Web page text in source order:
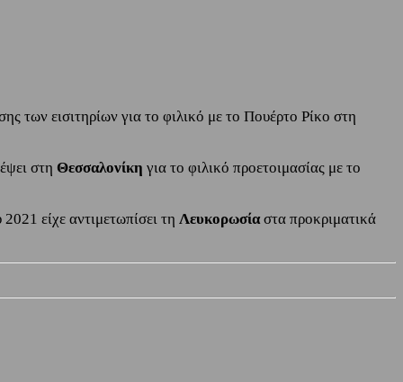
των εισιτηρίων για το φιλικό με το Πουέρτο Ρίκο στη
στη Θεσσαλονίκη για το φιλικό προετοιμασίας με το
είχε αντιμετωπίσει τη Λευκορωσίαστα προκριματικά